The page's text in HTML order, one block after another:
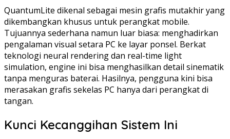
QuantumLite dikenal sebagai mesin grafis mutakhir yang
dikembangkan khusus untuk perangkat mobile.
Tujuannya sederhana namun luar biasa: menghadirkan
pengalaman visual setara PC ke layar ponsel. Berkat
teknologi neural rendering dan real-time light
simulation, engine ini bisa menghasilkan detail sinematik
tanpa menguras baterai. Hasilnya, pengguna kini bisa
merasakan grafis sekelas PC hanya dari perangkat di
tangan.
Kunci Kecanggihan Sistem Ini